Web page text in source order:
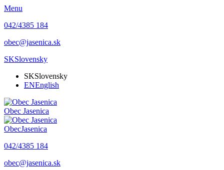
Menu
042/4385 184
obec@jasenica.sk
SKSlovensky
SKSlovensky
ENEnglish
Obec Jasenica
ObecJasenica
042/4385 184
obec@jasenica.sk